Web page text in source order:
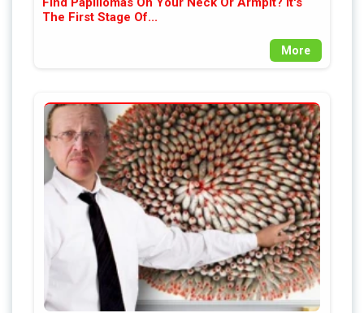
The First Stage Of...
More